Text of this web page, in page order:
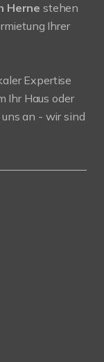
Herne stehen
Ihrer
Expertise
Ihr Haus oder
an - wir sind